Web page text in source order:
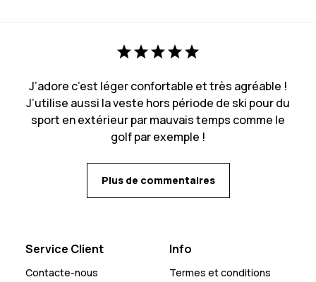
J’adore c’est léger confortable et très agréable !
J’utilise aussi la veste hors période de ski pour du
sport en extérieur par mauvais temps comme le
golf par exemple !
Plus de commentaires
Service Client
Contacte-nous
Info
Termes et conditions